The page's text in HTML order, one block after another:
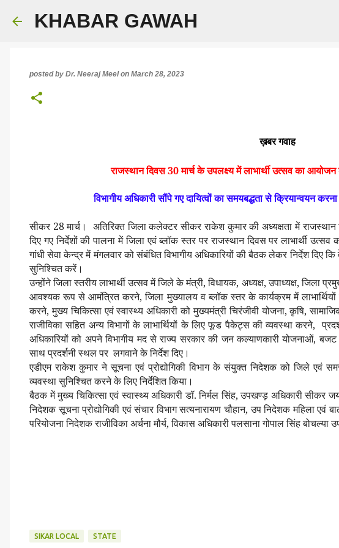
KHABAR GAWAH
posted by Dr. Neeraj Meel on March 28, 2023
ख़बर गवाह
राजस्थान दिवस 30 मार्च के उपलक्ष्य में लाभार्थी उत्सव का
विभागीय अधिकारी सौंपे गए दायित्वों का समयबद्धता से क्रियान्वयन
सीकर 28 मार्च। अतिरिक्त जिला कलेक्टर सीकर राकेश कुमार की अध्यक्षता में राजस्थान
दिए गए निर्देशों की पालना में जिला एवं ब्लॉक स्तर पर राजस्थान दिवस पर लाभार्थी
गांधी सेवा केन्द्र में मंगलवार को संबंधित विभागीय अधिकारियों की बैठक लेकर निर्देश दिए
सुनिश्चित करें।
उन्होंने जिला स्तरीय लाभार्थी उत्सव में जिले के मंत्री, विधायक, अध्यक्ष, उपाध्यक्ष, जिला
आवश्यक रूप से आमंत्रित करने, जिला मुख्यालय व ब्लॉक स्तर के कार्यक्रम में
करने, मुख्य चिकित्सा एवं स्वास्थ्य अधिकारी को मुख्यमंत्री चिरंजीवी योजना, कृषि,
राजीविका सहित अन्य विभागों के लाभार्थियों के लिए फूड पैकेट्स की व्यवस्था करने,
अधिकारियों को अपने विभागीय मद से राज्य सरकार की जन कल्याणकारी योजनाओं,
साथ प्रदर्शनी स्थल पर लगवाने के निर्देश दिए।
एडीएम राकेश कुमार ने सूचना एवं प्रोद्योगिकी विभाग के संयुक्त निदेशक को जिले एवं
व्यवस्था सुनिश्चित करने के लिए निर्देशित किया।
बैठक में मुख्य चिकित्सा एवं स्वास्थ्य अधिकारी डॉ. निर्मल सिंह, उपखण्ड़ अधिकारी
निदेशक सूचना प्रोद्योगिकी एवं संचार विभाग सत्यनारायण चौहान, उप निदेशक महिला एवं
परियोजना निदेशक राजीविका अर्चना मौर्य, विकास अधिकारी पलसाना गोपाल सिंह बोचल्या
SIKAR LOCAL STATE